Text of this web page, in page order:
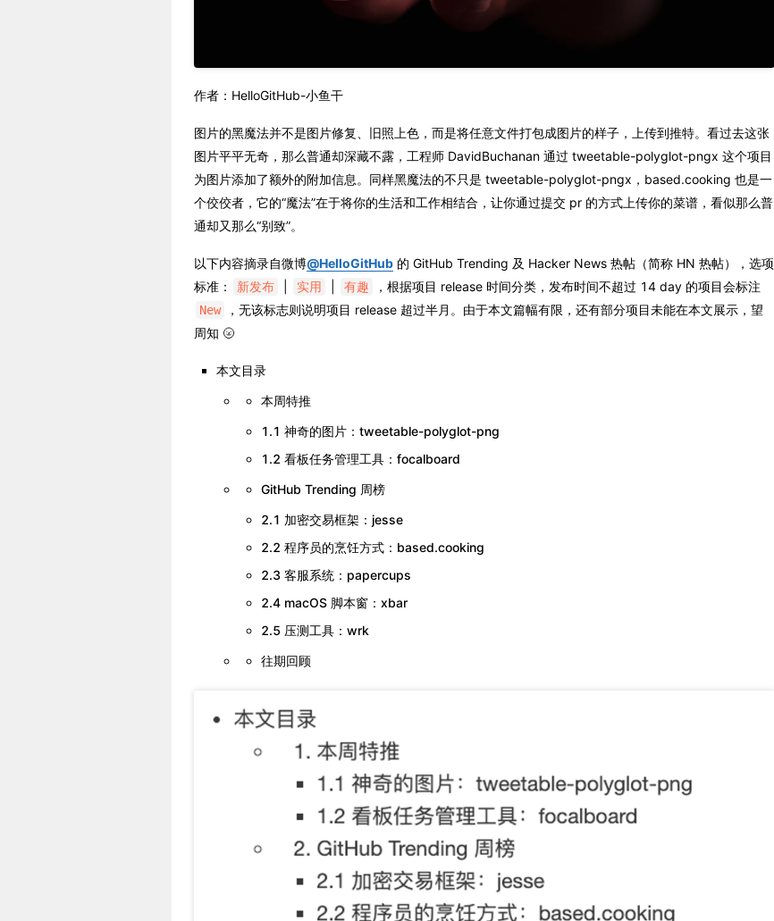
作者：HelloGitHub-小鱼干
图片的黑魔法并不是图片修复、旧照上色，而是将任意文件打包成图片的样子，上传到推特。看过去这张
图片平平无奇，那么普通却深藏不露，工程师 DavidBuchanan 通过 tweetable-polyglot-pngx 这个项目
为图片添加了额外的附加信息。同样黑魔法的不只是 tweetable-polyglot-pngx，based.cooking 也是一
个佼佼者，它的“魔法”在于将你的生活和工作相结合，让你通过提交 pr 的方式上传你的菜谱，看似那么普
通却又那么“别致”。
以下内容摘录自微博@HelloGitHub 的 GitHub Trending 及 Hacker News 热帖（简称 HN 热帖），选项
标准：
新发布 实用 有趣 ，根据项目 release 时间分类，发布时间不超过 14 day 的项目会标注
New
，无该标志则说明项目 release 超过半月。由于本文篇幅有限，还有部分项目未能在本文展示，望
周知 🌝
本文目录
本周特推
1.1 神奇的图片：tweetable-polyglot-png
1.2 看板任务管理工具：focalboard
GitHub Trending 周榜
2.1 加密交易框架：jesse
2.2 程序员的烹饪方式：based.cooking
2.3 客服系统：papercups
2.4 macOS 脚本窗：xbar
2.5 压测工具：wrk
往期回顾